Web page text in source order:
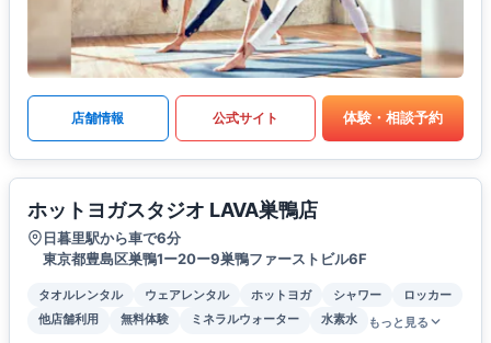
店舗情報 公式サイト 体験・相談予約
ホットヨガスタジオ LAVA巣鴨店
日暮里駅から車で6分
東京都豊島区巣鴨1ー20ー9巣鴨ファーストビル6F
タオルレンタル ウェアレンタル ホットヨガ シャワー
ロッカー
他店舗利用
無料体験 ミネラルウォーター 水素水 もっと見る